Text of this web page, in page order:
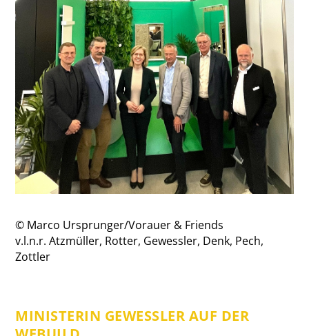
© Marco Ursprunger/Vorauer & Friends
v.l.n.r. Atzmüller, Rotter, Gewessler, Denk, Pech,
Zottler
MINISTERIN GEWESSLER AUF DER